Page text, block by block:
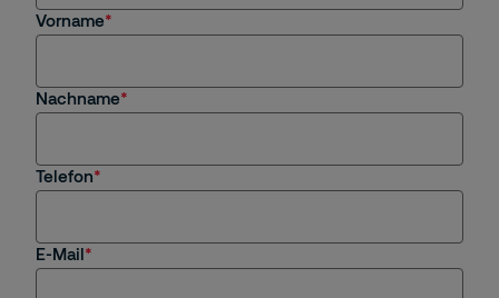
Jobs / Bewerbung
Subunternehmen
Vorname
Nachname
Telefon
E-Mail